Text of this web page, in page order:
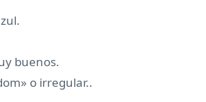
buenos.
o irregular..